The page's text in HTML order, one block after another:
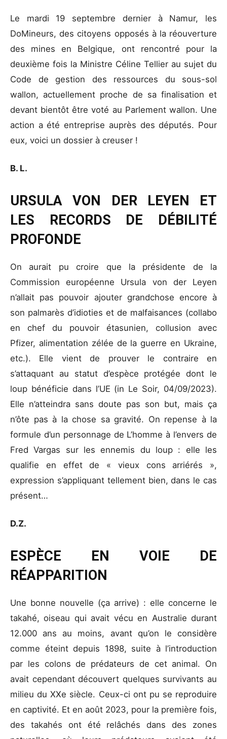
Le mardi 19 septembre dernier à Namur, les
DoMineurs, des citoyens opposés à la réouverture
des mines en Belgique, ont rencontré pour la
deuxième fois la Ministre Céline Tellier au sujet du
Code de gestion des ressources du sous-sol
wallon, actuellement proche de sa finalisation et
devant bientôt être voté au Parlement wallon. Une
action a été entreprise auprès des députés. Pour
eux, voici un dossier à creuser !
B. L.
URSULA VON DER LEYEN ET
LES RECORDS DE DÉBILITÉ
PROFONDE
On aurait pu croire que la présidente de la
Commission européenne Ursula von der Leyen
n’allait pas pouvoir ajouter grandchose encore à
son palmarès d’idioties et de malfaisances (collabo
en chef du pouvoir étasunien, collusion avec
Pfizer, alimentation zélée de la guerre en Ukraine,
etc.). Elle vient de prouver le contraire en
s’attaquant au statut d’espèce protégée dont le
loup bénéficie dans l’UE (in Le Soir, 04/09/2023).
Elle n’atteindra sans doute pas son but, mais ça
n’ôte pas à la chose sa gravité. On repense à la
formule d’un personnage de L’homme à l’envers de
Fred Vargas sur les ennemis du loup : elle les
qualifie en effet de « vieux cons arriérés »,
expression s’appliquant tellement bien, dans le cas
présent…
D.Z.
ESPÈCE EN VOIE DE
RÉAPPARITION
Une bonne nouvelle (ça arrive) : elle concerne le
takahé, oiseau qui avait vécu en Australie durant
12.000 ans au moins, avant qu’on le considère
comme éteint depuis 1898, suite à l’introduction
par les colons de prédateurs de cet animal. On
avait cependant découvert quelques survivants au
milieu du XXe siècle. Ceux-ci ont pu se reproduire
en captivité. Et en août 2023, pour la première fois,
des takahés ont été relâchés dans des zones